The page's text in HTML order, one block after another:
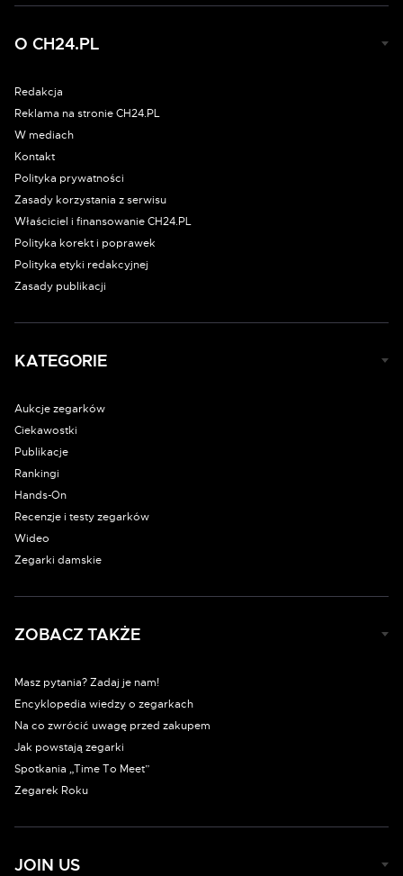
O CH24.PL
Redakcja
Reklama na stronie CH24.PL
W mediach
Kontakt
Polityka prywatności
Zasady korzystania z serwisu
Właściciel i finansowanie CH24.PL
Polityka korekt i poprawek
Polityka etyki redakcyjnej
Zasady publikacji
KATEGORIE
Aukcje zegarków
Ciekawostki
Publikacje
Rankingi
Hands-On
Recenzje i testy zegarków
Wideo
Zegarki damskie
ZOBACZ TAKŻE
Masz pytania? Zadaj je nam!
Encyklopedia wiedzy o zegarkach
Na co zwrócić uwagę przed zakupem
Jak powstają zegarki
Spotkania „Time To Meet”
Zegarek Roku
JOIN US